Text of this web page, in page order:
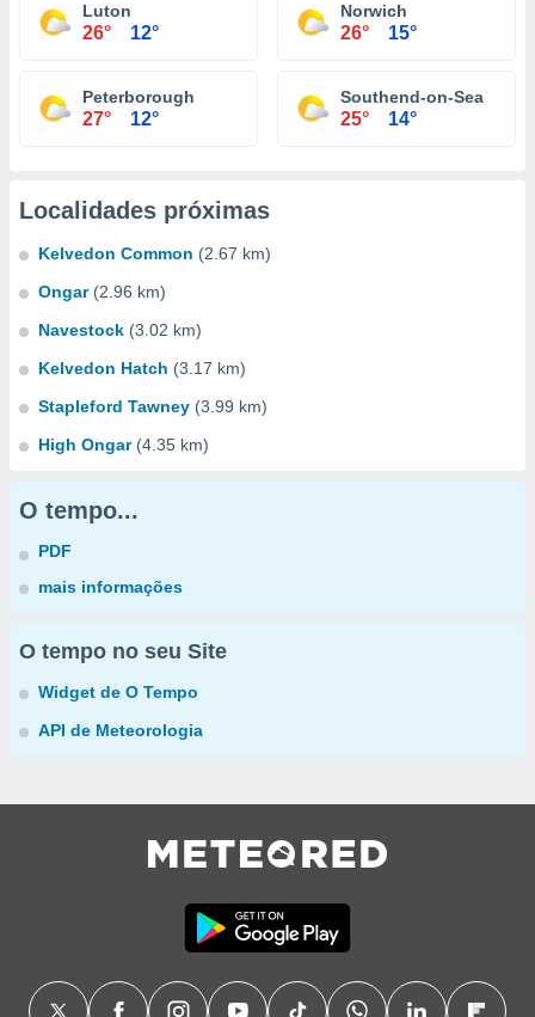
Luton
26° 12°
Norwich
26° 15°
Peterborough
27° 12°
Southend-on-Sea
25° 14°
Localidades próximas
Kelvedon Common (2.67 km)
Ongar (2.96 km)
Navestock (3.02 km)
Kelvedon Hatch (3.17 km)
Stapleford Tawney (3.99 km)
High Ongar (4.35 km)
O tempo...
PDF
mais informações
O tempo no seu Site
Widget de O Tempo
API de Meteorologia